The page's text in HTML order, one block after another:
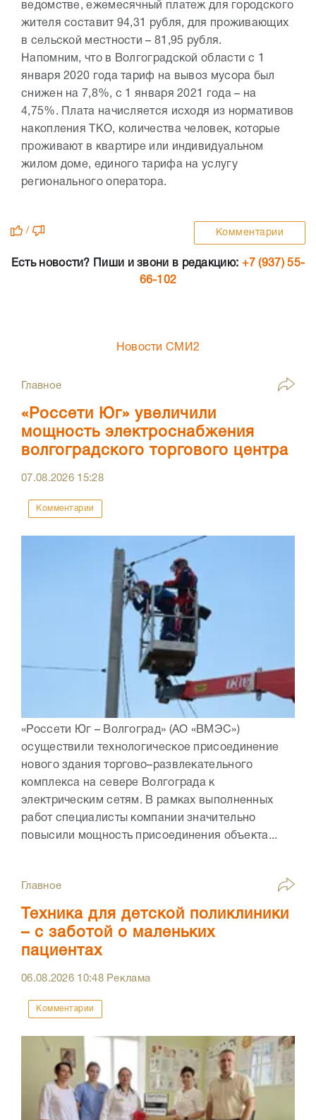
ведомстве, ежемесячный платеж для городского
жителя составит 94,31 рубля, для проживающих
в сельской местности – 81,95 рубля.
Напомним, что в Волгоградской области с 1
января 2020 года тариф на вывоз мусора был
снижен на 7,8%, с 1 января 2021 года – на
4,75%. Плата начисляется исходя из нормативов
накопления ТКО, количества человек, которые
проживают в квартире или индивидуальном
жилом доме, единого тарифа на услугу
регионального оператора.
/ Комментарии
Есть новости? Пиши и звони в редакцию: +7 (937) 55-
66-102
Новости СМИ2
Главное
«Россети Юг» увеличили
мощность электроснабжения
волгоградского торгового центра
07.08.2026 15:28
Комментарии
«Россети Юг – Волгоград» (АО «ВМЭС»)
осуществили технологическое присоединение
нового здания торгово–развлекательного
комплекса на севере Волгограда к
электрическим сетям. В рамках выполненных
работ специалисты компании значительно
повысили мощность присоединения объекта...
Главное
Техника для детской поликлиники
– с заботой о маленьких
пациентах
06.08.2026 10:48Реклама
Комментарии